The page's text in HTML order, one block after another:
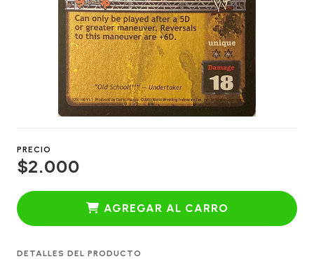
PRECIO
$2.000
AGREGAR AL CARRO
DETALLES DEL PRODUCTO